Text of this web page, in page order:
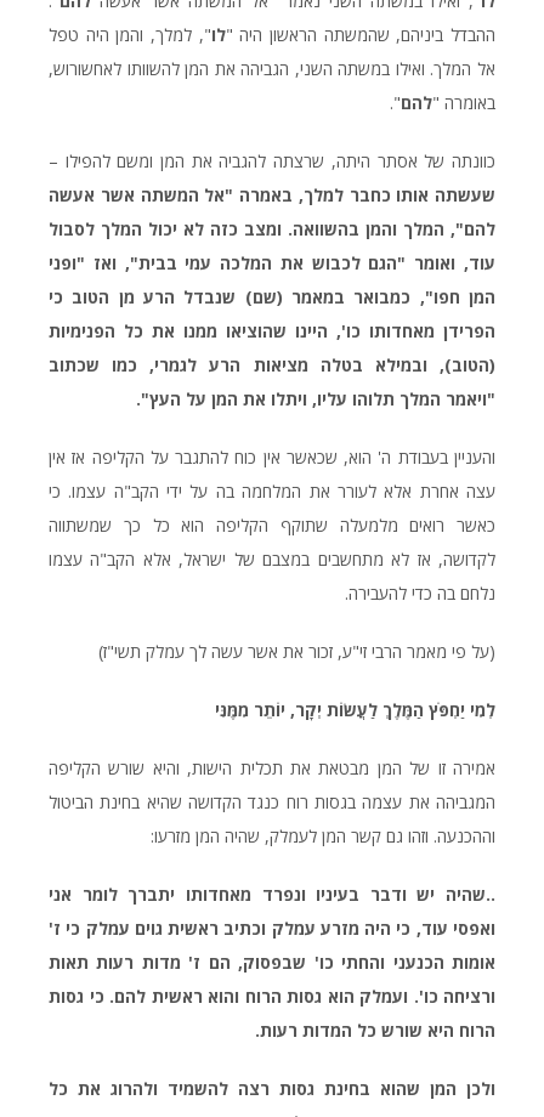
ההבדל ביניהם, שהמשתה הראשון היה "לו", למלך, והמן היה טפל
אל המלך. ואילו במשתה השני, הגביהה את המן להשוותו לאחשורוש,
באומרה "להם".
כוונתה של אסתר היתה, שרצתה להגביה את המן ומשם להפילו –
שעשתה אותו כחבר למלך, באמרה "אל המשתה אשר אעשה
להם", המלך והמן בהשוואה. ומצב כזה לא יכול המלך לסבול
עוד, ואומר "הגם לכבוש את המלכה עמי בבית", ואז "ופני
המן חפו", כמבואר במאמר (שם) שנבדל הרע מן הטוב כי
הפרידן מאחדותו כו', היינו שהוציאו ממנו את כל הפנימיות
(הטוב), ובמילא בטלה מציאות הרע לגמרי, כמו שכתוב
"ויאמר המלך תלוהו עליו, ויתלו את המן על העץ".
והעניין בעבודת ה' הוא, שכאשר אין כוח להתגבר על הקליפה אז אין
עצה אחרת אלא לעורר את המלחמה בה על ידי הקב"ה עצמו. כי
כאשר רואים מלמעלה שתוקף הקליפה הוא כל כך שמשתווה
לקדושה, אז לא מתחשבים במצבם של ישראל, אלא הקב"ה עצמו
נלחם בה כדי להעבירה.
(על פי מאמר הרבי זי"ע, זכור את אשר עשה לך עמלק תשי"ז)
לְמִי יַחְפֹּץ הַמֶּלֶךְ לַעֲשׂוֹת יְקָר, יוֹתֵר מִמֶּנִּי
אמירה זו של המן מבטאת את תכלית הישות, והיא שורש הקליפה
המגביהה את עצמה בגסות רוח כנגד הקדושה שהיא בחינת הביטול
וההכנעה. וזהו גם קשר המן לעמלק, שהיה המן מזרעו:
..שהיה יש ודבר בעיניו ונפרד מאחדותו יתברך לומר אני
ואפסי עוד, כי היה מזרע עמלק וכתיב ראשית גוים עמלק כי ז'
אומות הכנעני והחתי כו' שבפסוק, הם ז' מדות רעות תאות
ורציחה כו'. ועמלק הוא גסות הרוח והוא ראשית להם. כי גסות
הרוח היא שורש כל המדות רעות.
ולכן המן שהוא בחינת גסות רצה להשמיד ולהרוג את כל